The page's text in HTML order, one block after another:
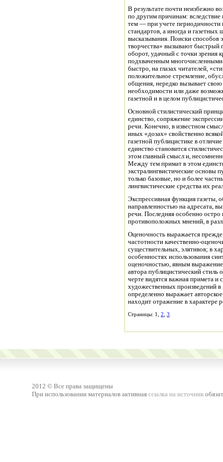
В результате почти неизбежно
по другим причинам: вследствие
тем — при учете
стандартов, а иногда и газетных
высказывания. Поиски способов
творчества» вызывают быстрый
оборот, удачный с точки зрения
подхваченным многочисленными
быстро, на глазах читателей,
положительное стремление,
общения, нередко вызывает
необходимости или даже
газетной и в целом
Основной стилистический
единство, сопряжение
речи. Конечно, в известном
иных «дозах» свойственно
газетной публицистике в
единство становится
этом главный смысл и,
Между тем примат в этом
экстралингвистические основы
только базовые, но и более
лингвистические средства их
Экспрессивная функция газеты,
направленностью на адресата,
речи. Последняя особенно остро
противоположных мнений, в
Оценочность выражается прежде
частотности качественно-
существительных, элятивов; в
особенностях использования
оценочностью, явным
автора публицистический стиль
черте видятся важная примета и
художественных произведений в
определенно выражает
находит отражение в характере
Страницы: 1, 2 3
2012 © Все права защищены
При использовании материалов активная ссылка на источник